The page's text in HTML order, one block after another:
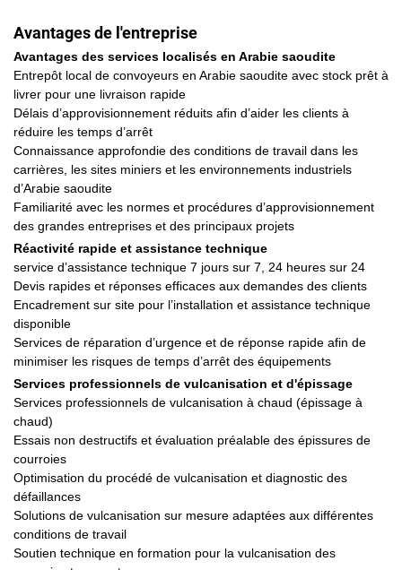
Avantages de l'entreprise
Avantages des services localisés en Arabie saoudite
Entrepôt local de convoyeurs en Arabie saoudite avec stock prêt à
livrer pour une livraison rapide
Délais d’approvisionnement réduits afin d’aider les clients à
réduire les temps d’arrêt
Connaissance approfondie des conditions de travail dans les
carrières, les sites miniers et les environnements industriels
d’Arabie saoudite
Familiarité avec les normes et procédures d’approvisionnement
des grandes entreprises et des principaux projets
Réactivité rapide et assistance technique
service d’assistance technique 7 jours sur 7, 24 heures sur 24
Devis rapides et réponses efficaces aux demandes des clients
Encadrement sur site pour l’installation et assistance technique
disponible
Services de réparation d’urgence et de réponse rapide afin de
minimiser les risques de temps d’arrêt des équipements
Services professionnels de vulcanisation et d'épissage
Services professionnels de vulcanisation à chaud (épissage à
chaud)
Essais non destructifs et évaluation préalable des épissures de
courroies
Optimisation du procédé de vulcanisation et diagnostic des
défaillances
Solutions de vulcanisation sur mesure adaptées aux différentes
conditions de travail
Soutien technique en formation pour la vulcanisation des